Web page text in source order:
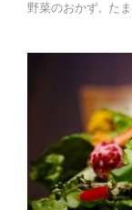
野菜のおかず
た